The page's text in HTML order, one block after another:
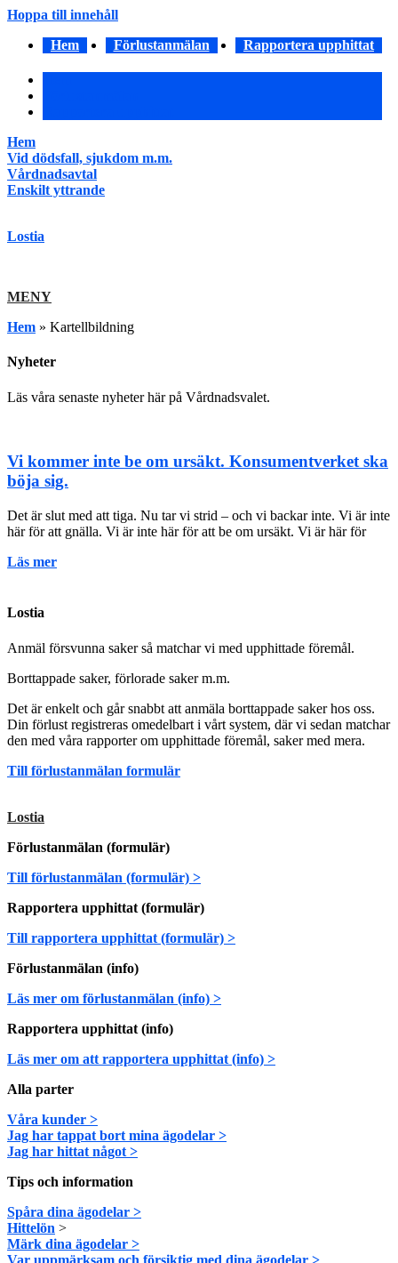
Hoppa till innehåll
Hem
Förlustanmälan Rapportera upphittat
Hem
Vid dödsfall, sjukdom m.m.
Vårdnadsavtal
Enskilt yttrande
Lostia
MENY
Hem » Kartellbildning
Nyheter
Läs våra senaste nyheter här på Vårdnadsvalet.
Vi kommer inte be om ursäkt. Konsumentverket ska
böja sig.
Det är slut med att tiga. Nu tar vi strid – och vi backar inte. Vi är inte
här för att gnälla. Vi är inte här för att be om ursäkt. Vi är här för
Läs mer
Lostia
Anmäl försvunna saker så matchar vi med upphittade föremål.
Borttappade saker, förlorade saker m.m.
Det är enkelt och går snabbt att anmäla borttappade saker hos oss.
Din förlust registreras omedelbart i vårt system, där vi sedan matchar
den med våra rapporter om upphittade föremål, saker med mera.
Till förlustanmälan formulär
Lostia
Förlustanmälan (formulär)
Till förlustanmälan (formulär) >
Rapportera upphittat (formulär)
Till rapportera upphittat (formulär) >
Förlustanmälan (info)
Läs mer om förlustanmälan (info) >
Rapportera upphittat (info)
Läs mer om att rapportera upphittat (info) >
Alla parter
Våra kunder >
Jag har tappat bort mina ägodelar >
Jag har hittat något >
Tips och information
Spåra dina ägodelar >
Hittelön >
Märk dina ägodelar >
Var uppmärksam och försiktig med dina ägodelar >